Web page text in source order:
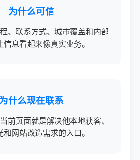
为什么可信
、联系方式、城市覆盖和内部
信息看起来像真实业务。
为什么现在联系
前页面就是解决他本地获客、
和网站改造需求的入口。